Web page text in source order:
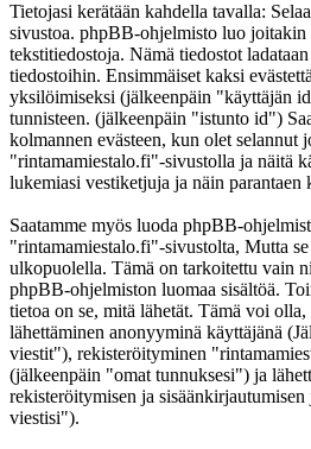
Tietojasi kerätään kahdella tavalla:
sivustoa. phpBB-ohjelmisto luo joitakin
tekstitiedostoja. Nämä tiedostot
tiedostoihin. Ensimmäiset kaksi
yksilöimiseksi (jälkeenpäin "käyttäjän
tunnisteen. (jälkeenpäin "istunto id")
kolmannen evästeen, kun olet selannut
"rintamamiestalo.fi"-sivustolla ja näitä
lukemiasi vestiketjuja ja näin parantaen
Saatamme myös luoda phpBB-
"rintamamiestalo.fi"-sivustolta, Mutta
ulkopuolella. Tämä on tarkoitettu vain
phpBB-ohjelmiston luomaa sisältöä.
tietoa on se, mitä lähetät. Tämä voi
lähettäminen anonyyminä käyttäjänä
viestit"), rekisteröityminen
(jälkeenpäin "omat tunnuksesi") ja
rekisteröitymisen ja
viestisi").